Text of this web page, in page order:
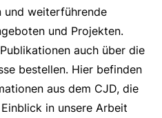
und weiterführende
und Projekten.
auch über die
bestellen. Hier befinden
aus dem CJD, die
in unsere Arbeit